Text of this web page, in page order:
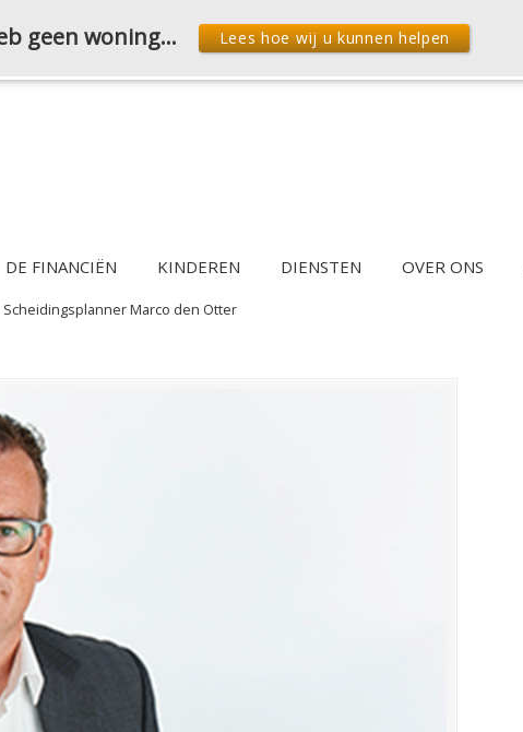
DE FINANCIËN KINDEREN DIENSTEN OVER ONS
Scheidingsplanner Marco den Otter
geen woning… Lees hoe wij u kunnen helpen